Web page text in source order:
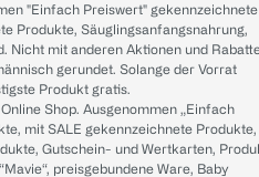
"Einfach Preiswert" gekennzeichnete
Produkte, Säuglingsanfangsnahrung,
Nicht mit anderen Aktionen und
gerundet. Solange der Vorrat
Produkt gratis.
Shop. Ausgenommen „Einfach
mit SALE gekennzeichnete Produkte,
Gutschein- und Wertkarten,
preisgebundene Ware, Baby